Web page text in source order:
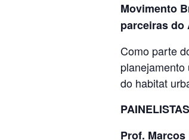
Movimento
parceiras do
Como parte
do habitat
PAINELISTAS
Prof.